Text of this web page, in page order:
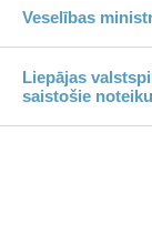
Veselības
Liepājas
saistošie